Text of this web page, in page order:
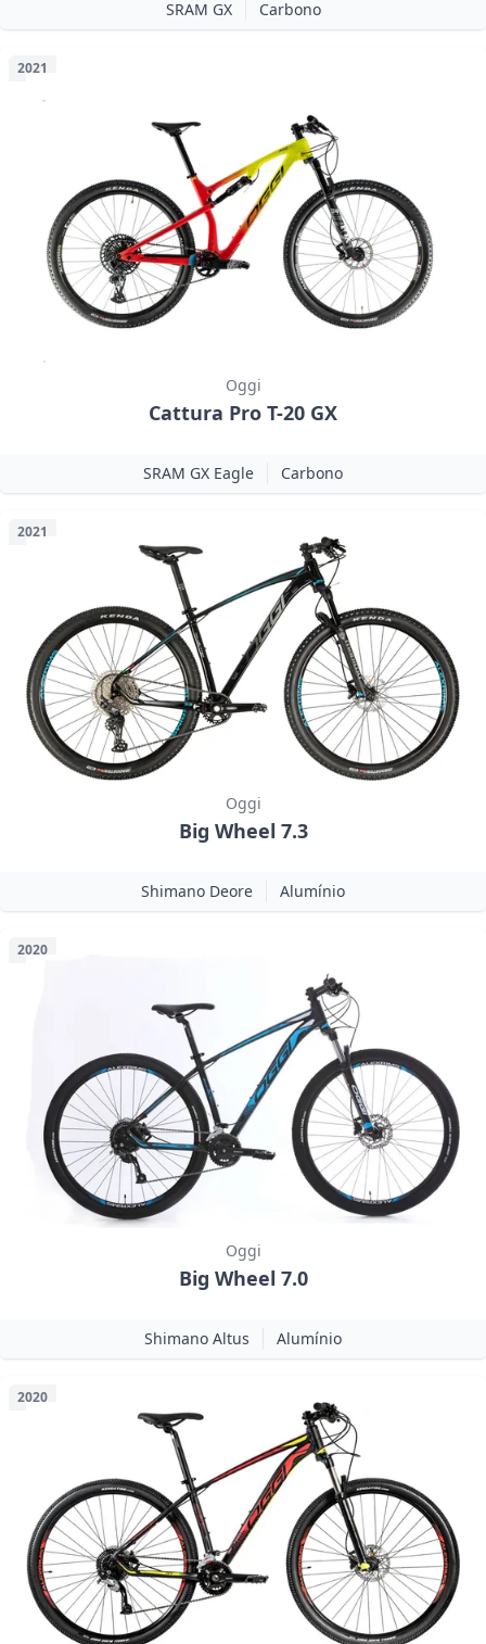
SRAM GX Carbono
2021
Oggi
Cattura Pro T-20 GX
SRAM GX Eagle Carbono
2021
Oggi
Big Wheel 7.3
Shimano Deore Alumínio
2020
Oggi
Big Wheel 7.0
Shimano Altus Alumínio
2020